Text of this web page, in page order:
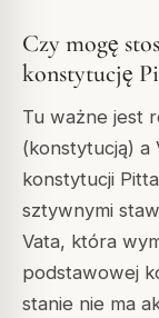
Czy mogę
konstytucję
Tu ważne jest
(konstytucją) a
konstytucji
sztywnymi
Vata, która
podstawowej
stanie nie ma